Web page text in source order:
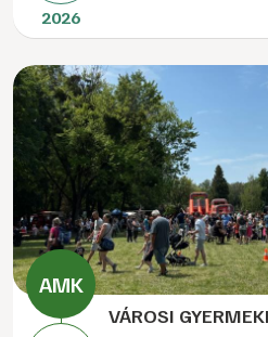
2026
VÁROSI